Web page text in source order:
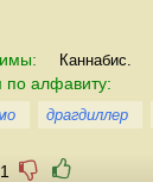
Каннабис.
по алфавиту:
драгдиллер